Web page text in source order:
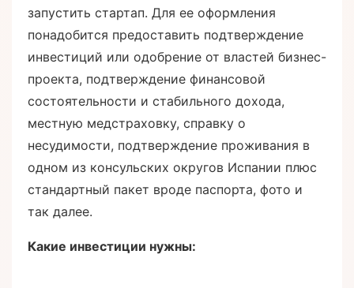
запустить стартап. Для ее оформления
понадобится предоставить подтверждение
инвестиций или одобрение от властей бизнес-
проекта, подтверждение финансовой
состоятельности и стабильного дохода,
местную медстраховку, справку о
несудимости, подтверждение проживания в
одном из консульских округов Испании плюс
стандартный пакет вроде паспорта, фото и
так далее.
Какие инвестиции нужны: